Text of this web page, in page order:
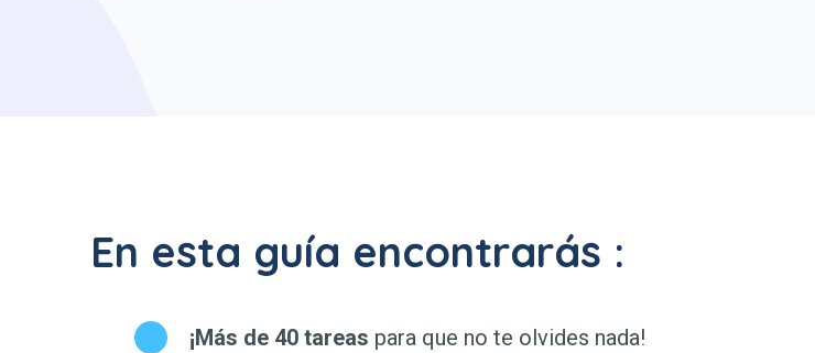
En esta guía encontrarás :
¡Más de 40 tareas para que no te olvides nada!